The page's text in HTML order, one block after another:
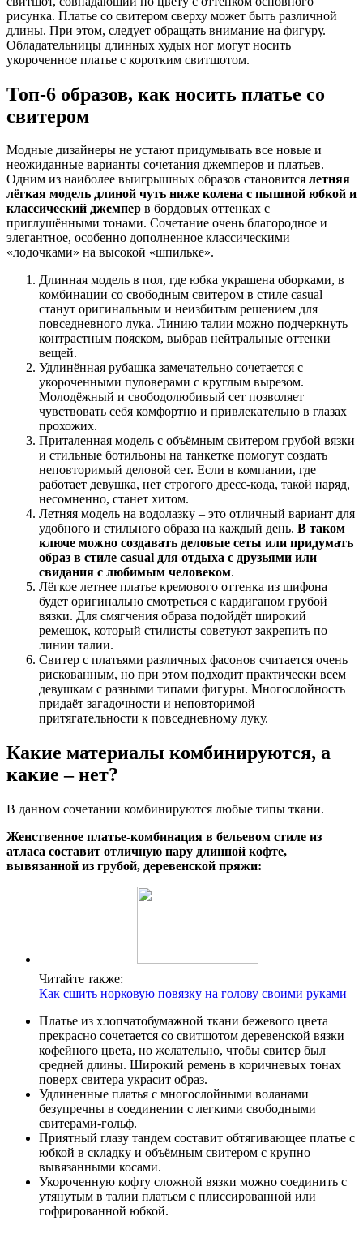
рисунка. Платье со свитером сверху может быть различной
длины. При этом, следует обращать внимание на фигуру.
Обладательницы длинных худых ног могут носить
укороченное платье с коротким свитшотом.
Топ-6 образов, как носить платье со
свитером
Модные дизайнеры не устают придумывать все новые и
неожиданные варианты сочетания джемперов и платьев.
Одним из наиболее выигрышных образов становится летняя
лёгкая модель длиной чуть ниже колена с пышной юбкой и
классический джемпер в бордовых оттенках с
приглушёнными тонами. Сочетание очень благородное и
элегантное, особенно дополненное классическими
«лодочками» на высокой «шпильке».
Длинная модель в пол, где юбка украшена оборками, в
комбинации со свободным свитером в стиле casual
станут оригинальным и неизбитым решением для
повседневного лука. Линию талии можно подчеркнуть
контрастным пояском, выбрав нейтральные оттенки
вещей.
Удлинённая рубашка замечательно сочетается с
укороченными пуловерами с круглым вырезом.
Молодёжный и свободолюбивый сет позволяет
чувствовать себя комфортно и привлекательно в глазах
прохожих.
Приталенная модель с объёмным свитером грубой вязки
и стильные ботильоны на танкетке помогут создать
неповторимый деловой сет. Если в компании, где
работает девушка, нет строгого дресс-кода, такой наряд,
несомненно, станет хитом.
Летняя модель на водолазку – это отличный вариант для
удобного и стильного образа на каждый день. В таком
ключе можно создавать деловые сеты или придумать
образ в стиле casual для отдыха с друзьями или
свидания с любимым человеком.
Лёгкое летнее платье кремового оттенка из шифона
будет оригинально смотреться с кардиганом грубой
вязки. Для смягчения образа подойдёт широкий
ремешок, который стилисты советуют закрепить по
линии талии.
Свитер с платьями различных фасонов считается очень
рискованным, но при этом подходит практически всем
девушкам с разными типами фигуры. Многослойность
придаёт загадочности и неповторимой
притягательности к повседневному луку.
Какие материалы комбинируются, а
какие – нет?
В данном сочетании комбинируются любые типы ткани.
Женственное платье-комбинация в бельевом стиле из
атласа составит отличную пару длинной кофте,
вывязанной из грубой, деревенской пряжи:
Читайте также:
Как сшить норковую повязку на голову своими руками
Платье из хлопчатобумажной ткани бежевого цвета
прекрасно сочетается со свитшотом деревенской вязки
кофейного цвета, но желательно, чтобы свитер был
средней длины. Широкий ремень в коричневых тонах
поверх свитера украсит образ.
Удлиненные платья с многослойными воланами
безупречны в соединении с легкими свободными
свитерами-гольф.
Приятный глазу тандем составит обтягивающее платье с
юбкой в складку и объёмным свитером с крупно
вывязанными косами.
Укороченную кофту сложной вязки можно соединить с
утянутым в талии платьем с плиссированной или
гофрированной юбкой.